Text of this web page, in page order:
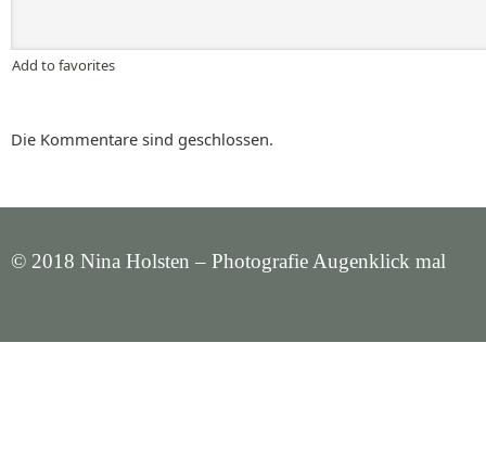
Add to favorites
Die Kommentare sind geschlossen.
© 2018 Nina Holsten – Photografie Augenklick mal